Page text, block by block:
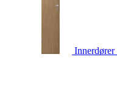
Innerdører